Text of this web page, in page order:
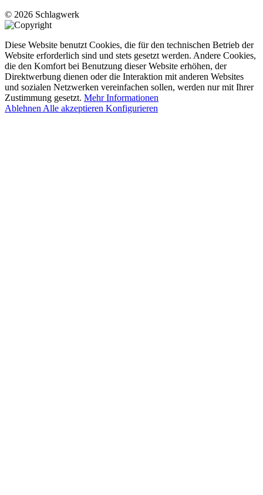
© 2026 Schlagwerk
Diese Website benutzt Cookies, die für den technischen Betrieb der
Website erforderlich sind und stets gesetzt werden. Andere Cookies,
die den Komfort bei Benutzung dieser Website erhöhen, der
Direktwerbung dienen oder die Interaktion mit anderen Websites
und sozialen Netzwerken vereinfachen sollen, werden nur mit Ihrer
Zustimmung gesetzt. Mehr Informationen
Ablehnen Alle akzeptieren Konfigurieren